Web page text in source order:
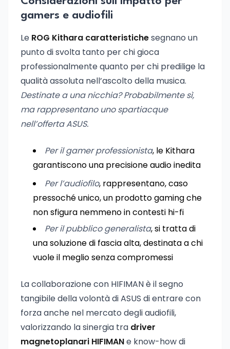
gamers e audiofili
Le ROG Kithara caratteristichesegnano un
punto di svolta tanto per chi gioca
professionalmente quanto per chi predilige la
qualità assoluta nell’ascolto della musica.
Destinate a una nicchia? Probabilmente sì,
ma rappresentano uno spartiacque
nell’offerta ASUS.
Per il gamer professionista, le Kithara
garantiscono una precisione audio inedita
Per l’audiofilo, rappresentano, caso
pressoché unico, un prodotto gaming che
non sfigura nemmeno in contesti hi-fi
Per il pubblico generalista, si tratta di
una soluzione di fascia alta, destinata a chi
vuole il meglio senza compromessi
La collaborazione con HIFIMAN è il segno
tangibile della volontà di ASUS di entrare con
forza anche nel mercato degli audiofili,
valorizzando la sinergia tra driver
magnetoplanari HIFIMANe know-how di